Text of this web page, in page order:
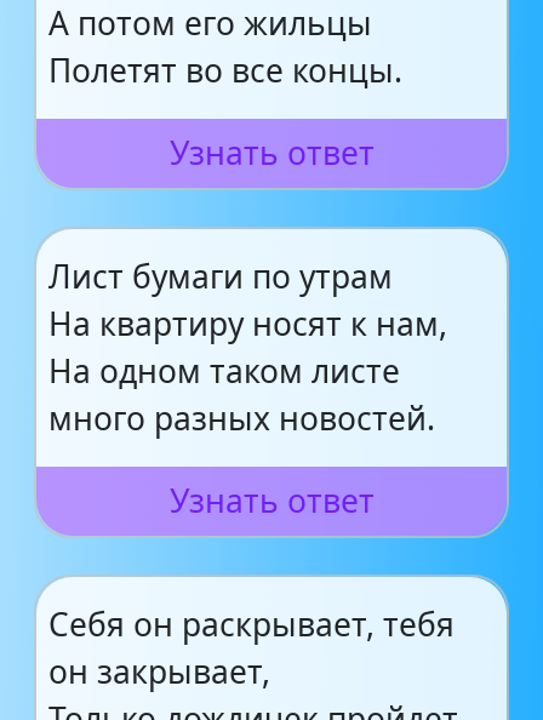
А потом его жильцы
Полетят во все концы.
Узнать ответ
Лист бумаги по утрам
На квартиру носят к нам,
На одном таком листе
много разных новостей.
Узнать ответ
Себя он раскрывает, тебя
он закрывает,